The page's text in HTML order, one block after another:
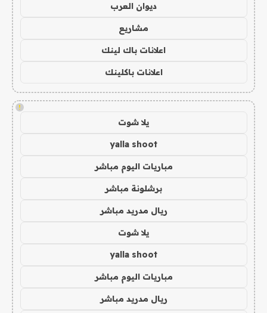
ديوان العرب
مشاريع
اعلانات باك لينك
اعلانات باكلينك
!
يلا شوت
yalla shoot
مباريات اليوم مباشر
برشلونة مباشر
ريال مدريد مباشر
يلا شوت
yalla shoot
مباريات اليوم مباشر
ريال مدريد مباشر